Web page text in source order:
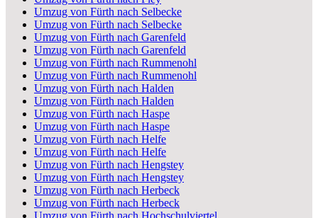
Umzug von Fürth nach Selbecke
Umzug von Fürth nach Selbecke
Umzug von Fürth nach Garenfeld
Umzug von Fürth nach Garenfeld
Umzug von Fürth nach Rummenohl
Umzug von Fürth nach Rummenohl
Umzug von Fürth nach Halden
Umzug von Fürth nach Halden
Umzug von Fürth nach Haspe
Umzug von Fürth nach Haspe
Umzug von Fürth nach Helfe
Umzug von Fürth nach Helfe
Umzug von Fürth nach Hengstey
Umzug von Fürth nach Hengstey
Umzug von Fürth nach Herbeck
Umzug von Fürth nach Herbeck
Umzug von Fürth nach Hochschulviertel